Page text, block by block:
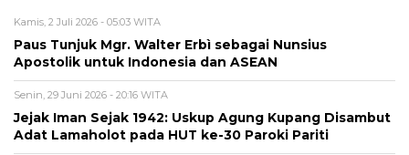
Kamis, 2 Juli 2026 - 05:03 WITA
Paus Tunjuk Mgr. Walter Erbì sebagai Nunsius
Apostolik untuk Indonesia dan ASEAN
Senin, 29 Juni 2026 - 20:16 WITA
Jejak Iman Sejak 1942: Uskup Agung Kupang Disambut
Adat Lamaholot pada HUT ke-30 Paroki Pariti